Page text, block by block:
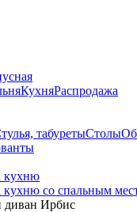
КухняРаспродажа
табуретыСтолы
кухню
со спальным
диван Ирбис